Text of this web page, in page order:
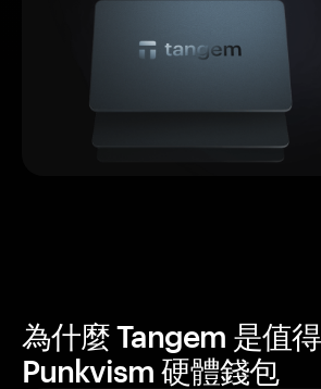
為什麼 Tangem 是值
Punkvism 硬體錢包